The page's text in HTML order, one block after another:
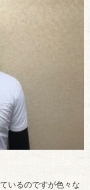
いるのですが色々な